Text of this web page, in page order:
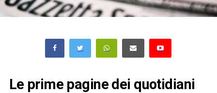
Le prime pagine dei quotidiani